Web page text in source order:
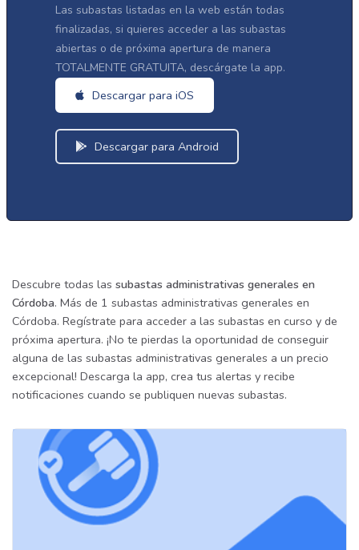
Las subastas listadas en la web están todas
finalizadas, si quieres acceder a las subastas
abiertas o de próxima apertura de manera
TOTALMENTE GRATUITA, descárgate la app.
Descargar para iOS
Descargar para Android
Descubre todas las subastas administrativas generales en
Córdoba. Más de 1 subastas administrativas generales en
Córdoba. Regístrate para acceder a las subastas en curso y de
próxima apertura. ¡No te pierdas la oportunidad de conseguir
alguna de las subastas administrativas generales a un precio
excepcional! Descarga la app, crea tus alertas y recibe
notificaciones cuando se publiquen nuevas subastas.